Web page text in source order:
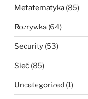
Metatematyka (85)
Rozrywka (64)
Security (53)
Sieć (85)
Uncategorized (1)